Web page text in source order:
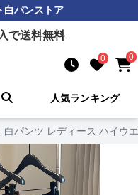
白パンストア
で送料無料
0 0
人気ランキング
白パンツ レディース ハイウ